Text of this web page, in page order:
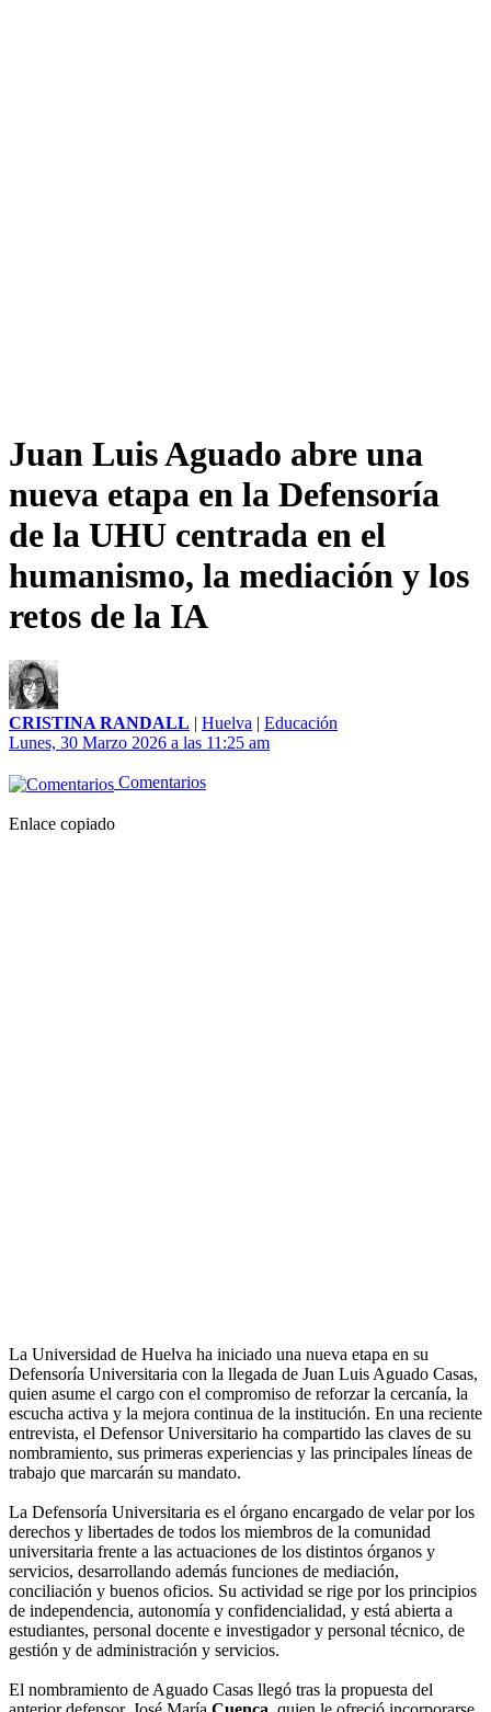
Juan Luis Aguado abre una
nueva etapa en la Defensoría
de la UHU centrada en el
humanismo, la mediación y los
retos de la IA
CRISTINA RANDALL | Huelva | Educación
Lunes, 30 Marzo 2026 a las 11:25 am
Comentarios
Enlace copiado
La Universidad de Huelva ha iniciado una nueva etapa en su
Defensoría Universitaria con la llegada de Juan Luis Aguado Casas,
quien asume el cargo con el compromiso de reforzar la cercanía, la
escucha activa y la mejora continua de la institución. En una reciente
entrevista, el Defensor Universitario ha compartido las claves de su
nombramiento, sus primeras experiencias y las principales líneas de
trabajo que marcarán su mandato.
La Defensoría Universitaria es el órgano encargado de velar por los
derechos y libertades de todos los miembros de la comunidad
universitaria frente a las actuaciones de los distintos órganos y
servicios, desarrollando además funciones de mediación,
conciliación y buenos oficios. Su actividad se rige por los principios
de independencia, autonomía y confidencialidad, y está abierta a
estudiantes, personal docente e investigador y personal técnico, de
gestión y de administración y servicios.
El nombramiento de Aguado Casas llegó tras la propuesta del